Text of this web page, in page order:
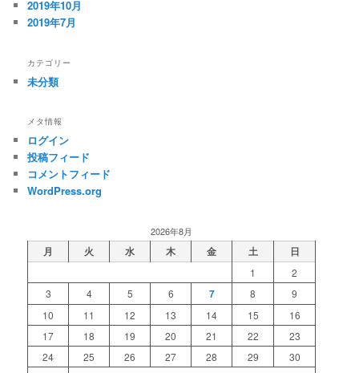
2019年10月
2019年7月
カテゴリー
未分類
メタ情報
ログイン
投稿フィード
コメントフィード
WordPress.org
2026年8月
月 火 水 木 金 土 日
1
2
3
4 5 6 7 8
9
10
11 12 13 14 15
16
17
18 19 20 21 22
23
24
25 26 27 28 29
30